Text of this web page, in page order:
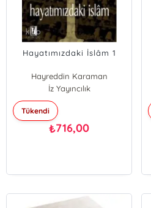
Hayatımızdaki İslâm 1
Hayreddin Karaman
İz Yayıncılık
Tükendi
₺716,00